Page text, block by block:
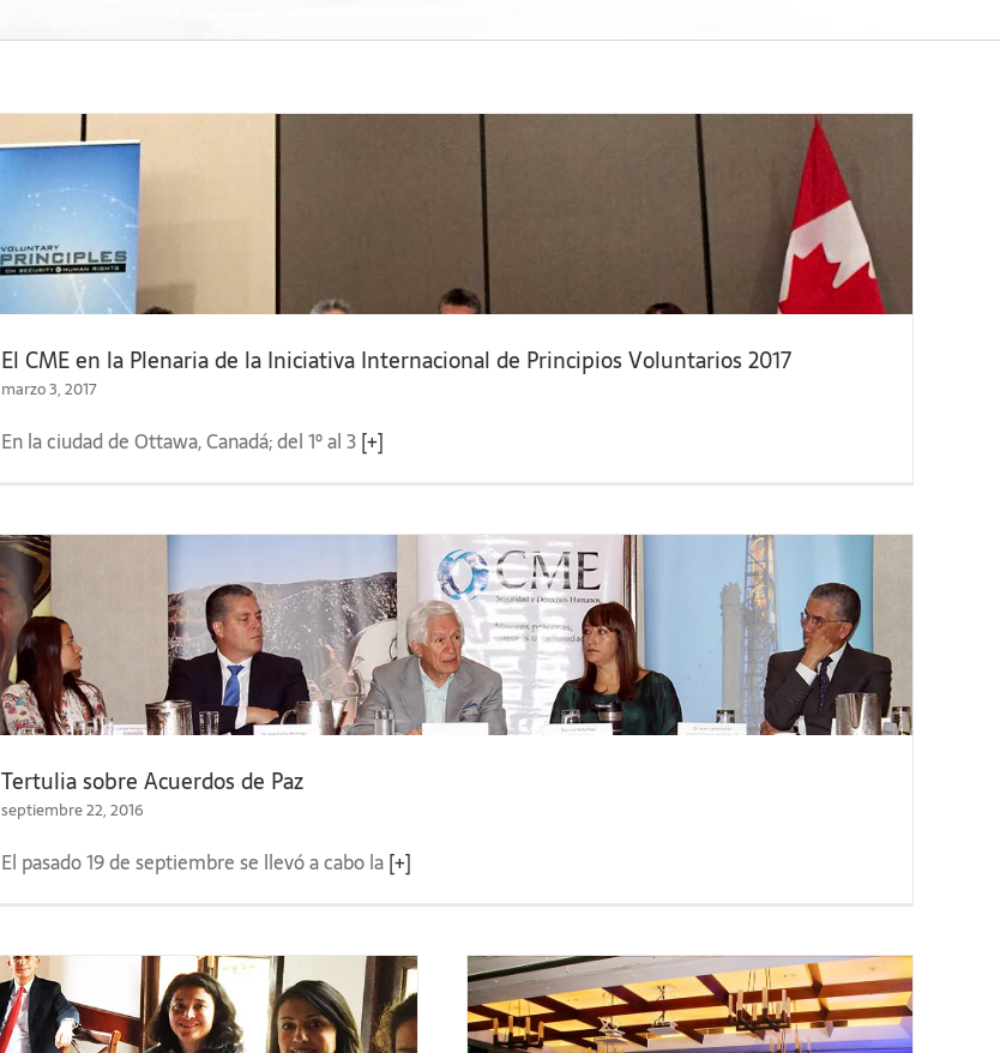
El CME en la Plenaria de la Iniciativa Internacional de Principios Voluntarios 2017
marzo 3, 2017
En la ciudad de Ottawa, Canadá; del 1º al 3[+]
Tertulia sobre Acuerdos de Paz
septiembre 22, 2016
El pasado 19 de septiembre se llevó a cabo la[+]